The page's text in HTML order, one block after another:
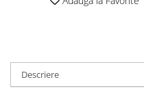
Descriere